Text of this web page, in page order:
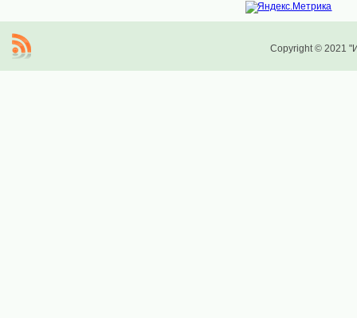
Copyright © 2021